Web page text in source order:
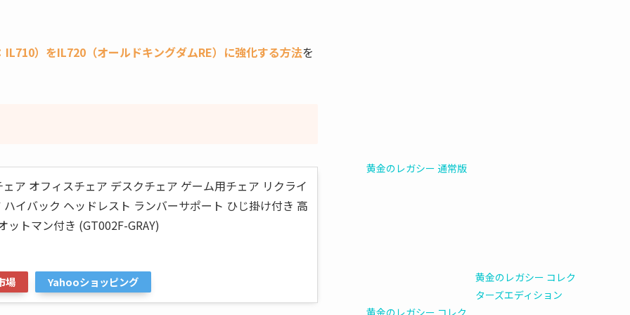
）をIL720（オールドキングダムRE）に強化する方法を
ア オフィスチェア デスクチェア ゲーム用チェア リクライ
イバック ヘッドレスト ランバーサポート ひじ掛け付き 高
ットマン付き (GT002F-GRAY)
場 Yahooショッピング
黄金のレガシー 通常版
黄金のレガシー コレク
ターズエディション
黄金のレガシー コレク